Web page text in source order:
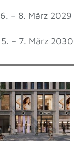
– 8. März 2029
– 7. März 2030